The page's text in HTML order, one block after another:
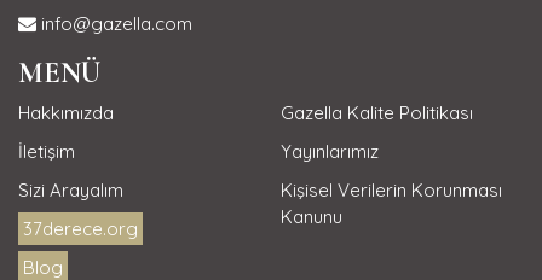
info@gazella.com
MENÜ
Hakkımızda
İletişim
Sizi Arayalım
37derece.org
Blog
Gazella Kalite Politikası
Yayınlarımız
Kişisel Verilerin Korunması
Kanunu